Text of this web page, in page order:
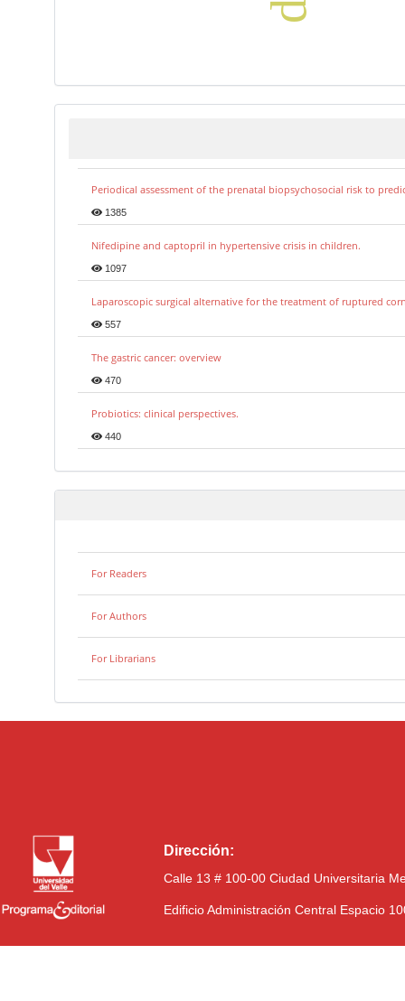
Periodical assessment of the prenatal biopsychosocial risk to
1385
Nifedipine and captopril in hypertensive crisis in children.
1097
Laparoscopic surgical alternative for the treatment of ruptured
557
The gastric cancer: overview
470
Probiotics: clinical perspectives.
440
For Readers
For Authors
For Librarians
Dirección:
Calle 13 # 100-00 Ciudad Universitaria
Edificio Administración Central Espacio